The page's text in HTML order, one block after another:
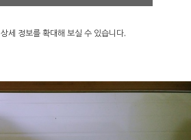
상세 정보를 확대해 보실 수 있습니다.